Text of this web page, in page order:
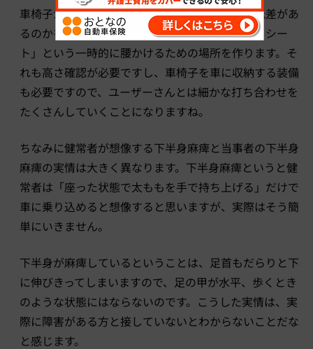
車椅子から車に乗り移るために、何センチの高低差があ
るのかを確認し、必要に応じて「サイドサポートシー
ト」という一時的に腰かけるための場所を作ります。そ
れも高さ確認が必要ですし、車椅子を車に収納する装備
も必要ですので、ユーザーさんとは細かな打ち合わせを
たくさんしていくことになりますね。
ちなみに健常者が想像する下半身麻痺と当事者の下半身
麻痺の実情は大きく異なります。下半身麻痺というと健
常者は「座った状態で太ももを手で持ち上げる」だけで
車に乗り込めると想像すると思いますが、実際はそう簡
単にいきません。
下半身が麻痺しているということは、足首もだらりと下
に伸びきってしまいますので、足の甲が水平、歩くとき
のような状態にはならないのです。こうした実情は、実
際に障害がある方と接していないとわからないことだな
と感じます。